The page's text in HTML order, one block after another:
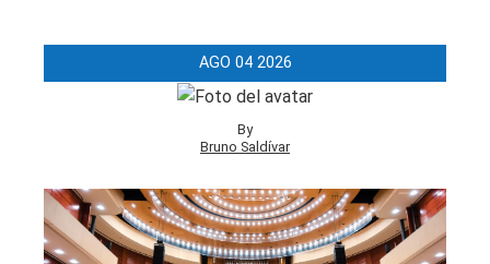
AGO 04 2026
By
Bruno Saldívar